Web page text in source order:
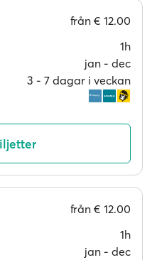
från € 12.00
1h
jan ‐ dec
3 ‐ 7 dagar i veckan
från € 12.00
1h
jan ‐ dec